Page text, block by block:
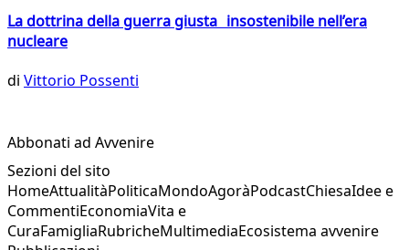
La dottrina della guerra giusta insostenibile nell’era
nucleare
di Vittorio Possenti
Abbonati ad Avvenire
Sezioni del sito
HomeAttualitàPoliticaMondoAgoràPodcastChiesaIdee e
CommentiEconomiaVita e
CuraFamigliaRubricheMultimediaEcosistema avvenire